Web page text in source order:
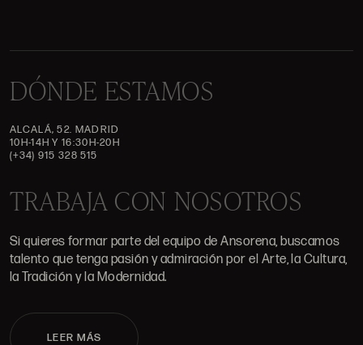
DÓNDE ESTAMOS
ALCALÁ, 52. MADRID
10H-14H Y 16:30H-20H
(+34) 915 328 515
TRABAJA CON NOSOTROS
Si quieres formar parte del equipo de Ansorena, buscamos
talento que tenga pasión y admiración por el Arte, la Cultura,
la Tradición y la Modernidad.
LEER MÁS